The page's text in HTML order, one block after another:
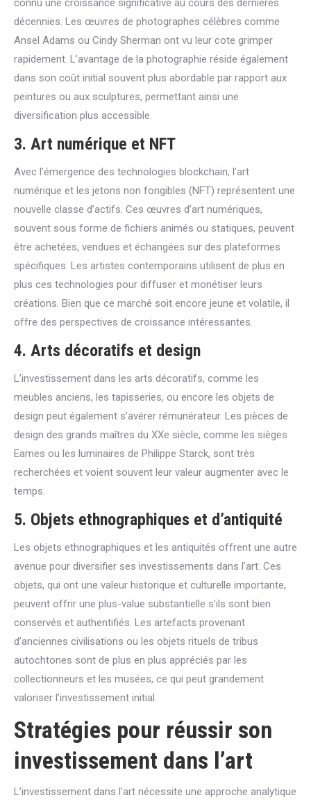
connu une croissance significative au cours des dernières
décennies. Les œuvres de photographes célèbres comme
Ansel Adams ou Cindy Sherman ont vu leur cote grimper
rapidement. L’avantage de la photographie réside également
dans son coût initial souvent plus abordable par rapport aux
peintures ou aux sculptures, permettant ainsi une
diversification plus accessible.
3. Art numérique et NFT
Avec l’émergence des technologies blockchain, l’art
numérique et les jetons non fongibles (NFT) représentent une
nouvelle classe d’actifs. Ces œuvres d’art numériques,
souvent sous forme de fichiers animés ou statiques, peuvent
être achetées, vendues et échangées sur des plateformes
spécifiques. Les artistes contemporains utilisent de plus en
plus ces technologies pour diffuser et monétiser leurs
créations. Bien que ce marché soit encore jeune et volatile, il
offre des perspectives de croissance intéressantes.
4. Arts décoratifs et design
L’investissement dans les arts décoratifs, comme les
meubles anciens, les tapisseries, ou encore les objets de
design peut également s’avérer rémunérateur. Les pièces de
design des grands maîtres du XXe siècle, comme les sièges
Eames ou les luminaires de Philippe Starck, sont très
recherchées et voient souvent leur valeur augmenter avec le
temps.
5. Objets ethnographiques et d’antiquité
Les objets ethnographiques et les antiquités offrent une autre
avenue pour diversifier ses investissements dans l’art. Ces
objets, qui ont une valeur historique et culturelle importante,
peuvent offrir une plus-value substantielle s’ils sont bien
conservés et authentifiés. Les artefacts provenant
d’anciennes civilisations ou les objets rituels de tribus
autochtones sont de plus en plus appréciés par les
collectionneurs et les musées, ce qui peut grandement
valoriser l’investissement initial.
Stratégies pour réussir son
investissement dans l’art
L’investissement dans l’art nécessite une approche analytique